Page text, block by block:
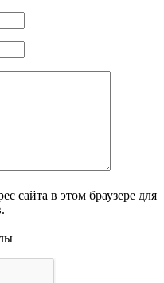
сайта в этом браузере для